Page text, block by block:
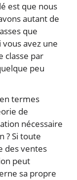
est que nous
autant de
que
vous avez une
classe par
peu
termes
de
nécessaire
? Si toute
des ventes
peut
sa propre